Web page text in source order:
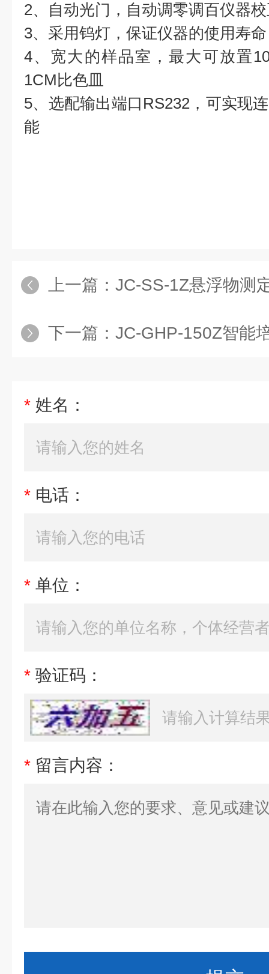
2、自动光门，自动调零调百仪器
3、采用钨灯，保证仪器的使用寿命
4、宽大的样品室，最大可放置
1CM 比色皿
5、选配输出端口RS232，可实现
能
上一篇： JC-SS-1Z悬浮物测
下一篇： JC-GHP-150Z智能
* 姓名：
* 电话：
* 单位：
* 验证码：
* 留言内容：